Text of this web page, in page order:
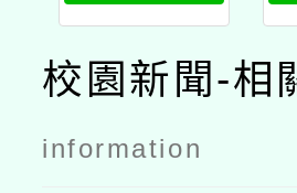
校園新聞-相
information